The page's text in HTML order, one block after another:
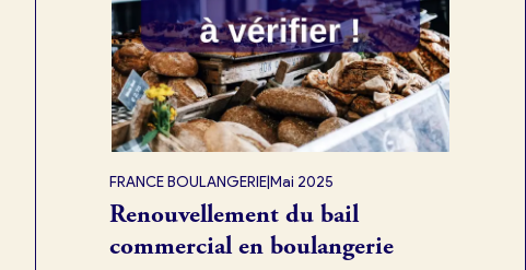
FRANCE BOULANGERIE|Mai 2025
Renouvellement du bail
commercial en boulangerie